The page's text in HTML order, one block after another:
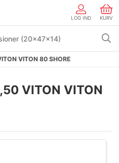
LOG IND KURV
VITON 80 SHORE
VITON VITON